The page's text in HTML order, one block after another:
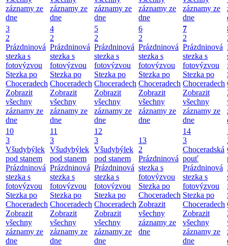
záznamy ze
dne
záznamy ze
dne
záznamy ze
dne
záznamy ze
dne
záznamy ze
dne
3
2
Prázdninová
stezka s
fotovýzvou
Stezka po
Choceradech
Zobrazit
všechny
záznamy ze
dne
4
2
Prázdninová
stezka s
fotovýzvou
Stezka po
Choceradech
Zobrazit
všechny
záznamy ze
dne
5
2
Prázdninová
stezka s
fotovýzvou
Stezka po
Choceradech
Zobrazit
všechny
záznamy ze
dne
6
2
Prázdninová
stezka s
fotovýzvou
Stezka po
Choceradech
Zobrazit
všechny
záznamy ze
dne
7
2
Prázdninová
stezka s
fotovýzvou
Stezka po
Choceradech
Zobrazit
všechny
záznamy ze
dne
10
3
Všudybýlek
pod stanem
Prázdninová
stezka s
fotovýzvou
Stezka po
Choceradech
Zobrazit
všechny
záznamy ze
dne
11
3
Všudybýlek
pod stanem
Prázdninová
stezka s
fotovýzvou
Stezka po
Choceradech
Zobrazit
všechny
záznamy ze
dne
12
3
Všudybýlek
pod stanem
Prázdninová
stezka s
fotovýzvou
Stezka po
Choceradech
Zobrazit
všechny
záznamy ze
dne
13
2
Prázdninová
stezka s
fotovýzvou
Stezka po
Choceradech
Zobrazit
všechny
záznamy ze
dne
14
3
Choceradská
pouť
Prázdninová
stezka s
fotovýzvou
Stezka po
Choceradech
Zobrazit
všechny
záznamy ze
dne